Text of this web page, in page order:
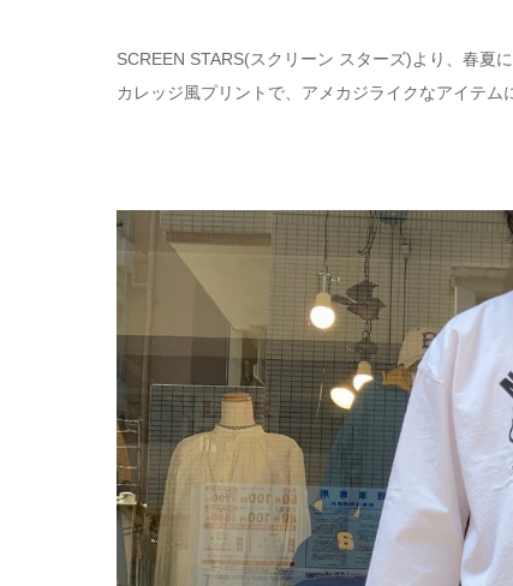
SCREEN STARS(スクリーン スターズ)より、春夏
カレッジ風プリントで、アメカジライクなアイテム